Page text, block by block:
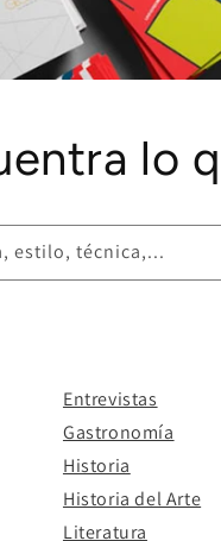
lo
estilo, técnica,...
Entrevistas
Gastronomía
Historia
Historia del Arte
Literatura